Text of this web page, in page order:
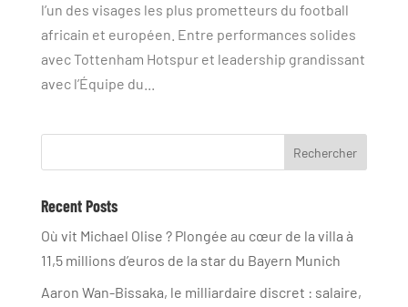
l’un des visages les plus prometteurs du football
africain et européen. Entre performances solides
avec Tottenham Hotspur et leadership grandissant
avec l’Équipe du...
Rechercher
Recent Posts
Où vit Michael Olise ? Plongée au cœur de la villa à
11,5 millions d’euros de la star du Bayern Munich
Aaron Wan-Bissaka, le milliardaire discret : salaire,